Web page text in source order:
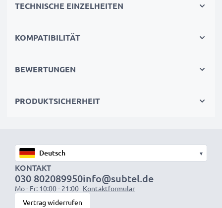
Was auch immer Sie vorhaben – mit dem USB-
Power!
USB Ausgänge / Output: 1 USB Port
USB Port 1: 5V / 1A
TECHNISCHE EINZELHEITEN
KOMPATIBILITÄT
BEWERTUNGEN
PRODUKTSICHERHEIT
▾
KONTAKT
030 802089950
Mo - Fr: 10:00 - 21:00
info@subtel.de
Kontaktformular
Vertrag widerrufen